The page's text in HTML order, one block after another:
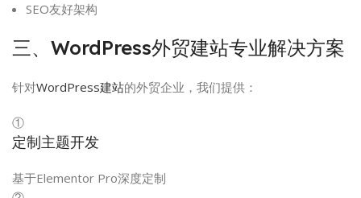
SEO友好架构
三、WordPress外贸建站专业解决方案
针对WordPress建站的外贸企业，我们提供：
①
定制主题开发
基于Elementor Pro深度定制